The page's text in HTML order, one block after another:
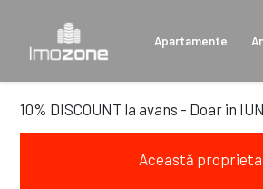
Apartamente
10% DISCOUNT la avans - Doar in
Această